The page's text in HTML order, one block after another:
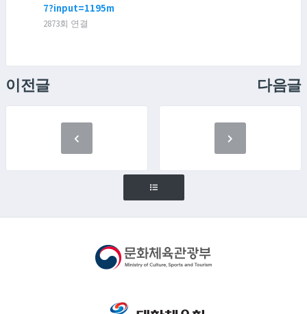
7?input=1195m
2873회 연결
이전글 다음글